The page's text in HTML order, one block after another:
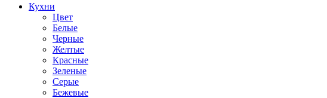
Кухни
Цвет
Белые
Черные
Желтые
Красные
Зеленые
Серые
Бежевые